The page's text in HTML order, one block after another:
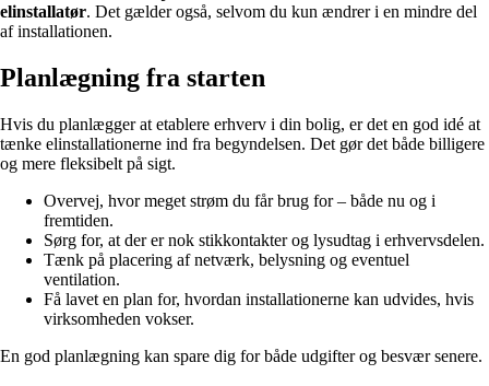
elinstallatør. Det gælder også, selvom du kun ændrer i en mindre del
af installationen.
Planlægning fra starten
Hvis du planlægger at etablere erhverv i din bolig, er det en god idé at
tænke elinstallationerne ind fra begyndelsen. Det gør det både billigere
og mere fleksibelt på sigt.
Overvej, hvor meget strøm du får brug for – både nu og i
fremtiden.
Sørg for, at der er nok stikkontakter og lysudtag i erhvervsdelen.
Tænk på placering af netværk, belysning og eventuel
ventilation.
Få lavet en plan for, hvordan installationerne kan udvides, hvis
virksomheden vokser.
En god planlægning kan spare dig for både udgifter og besvær senere.